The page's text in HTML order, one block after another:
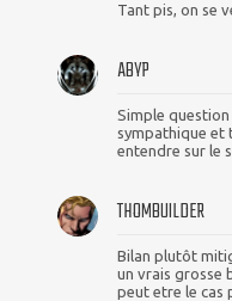
Tant pis, on se
ABYP
Simple question
sympathique et
entendre sur le
THOMBUILDER
Bilan plutôt
un vrais grosse
peut etre le cas